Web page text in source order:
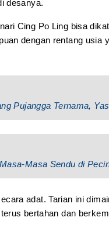
desanya.
Cing Po Ling bisa
dengan rentang usia
Pujangga Ternama,
Masa Sendu di
adat. Tarian ini
bertahan dan